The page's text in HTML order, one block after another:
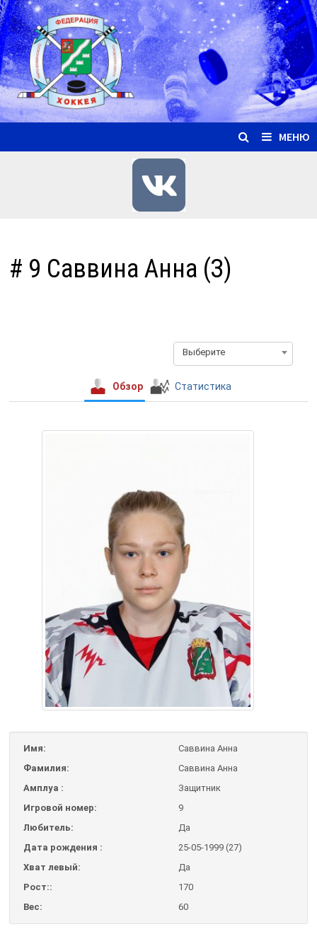
Перейти
к
содержимому
МЕНЮ
# 9 Саввина Анна (З)
Выберите
Обзор Статистика
Имя:
Саввина Анна
Фамилия:
Саввина Анна
Амплуа :
Защитник
Игровой номер:
9
Любитель:
Да
Дата рождения :
25-05-1999 (27)
Хват левый:
Да
Рост::
170
Вес:
60